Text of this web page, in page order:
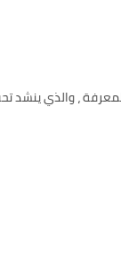
لرؤية الإمارات 2021 التي تندرج تحت عنوان متحدون في